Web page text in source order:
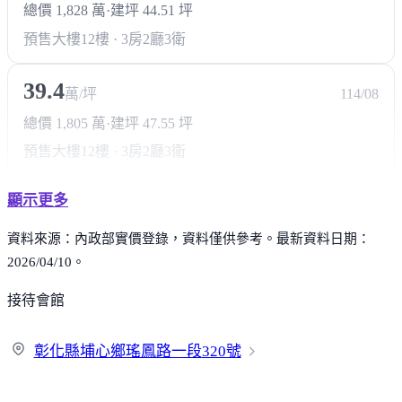
總價 1,828 萬·建坪 44.51 坪
預售大樓12樓 · 3房2廳3衛
39.4萬/坪
114/08
總價 1,805 萬 ·建坪 47.55 坪
預售大樓 12樓 · 3房2廳3衛
顯示更多
資料來源：內政部實價登錄，資料僅供參考。最新資料日期：
2026/04/10。
接待會館
彰化縣埔心鄉瑤鳳路一段320號